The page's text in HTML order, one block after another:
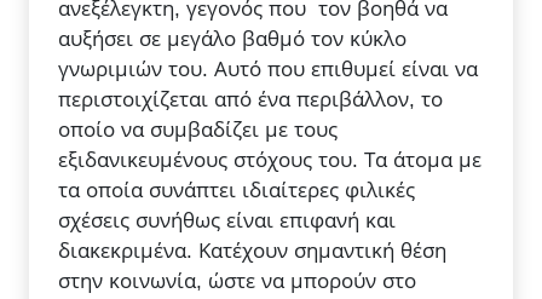
ανεξέλεγκτη, γεγονός που τον βοηθά να
αυξήσει σε μεγάλο βαθμό τον κύκλο
γνωριμιών του. Αυτό που επιθυμεί είναι να
περιστοιχίζεται από ένα περιβάλλον, το
οποίο να συμβαδίζει με τους
εξιδανικευμένους στόχους του. Τα άτομα με
τα οποία συνάπτει ιδιαίτερες φιλικές
σχέσεις συνήθως είναι επιφανή και
διακεκριμένα. Κατέχουν σημαντική θέση
στην κοινωνία, ώστε να μπορούν στο